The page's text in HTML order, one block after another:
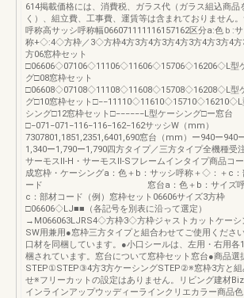
614掲載価格には、消費税、ガラス代（ガラス組込商品
く）、組立費、工事費、運賃等は含まれておりません
呼称高サッシ呼称幅066071111116157162区分a:色ｂ:
称+◇:4◇方枠／3◇方枠4方3方4方3方4方3方4方3方4方
方06窓枠セット
□06606◇07106◇11106◇11606◇15706◇16206◇L型
グ□08窓枠セット
□06608◇07108◇11108◇11608◇15708◇16208◇L型
グ□10窓枠セット□−−11110◇11610◇15710◇16210◇L
シング□12窓枠セット□−−−−−−L型ケーシング□ー窓台
□−071−071−116−116−162−162サッシW（mm）
7307801,1851,2351,6401,690窓台（mm）ー940ー940
1,340ー1,790ー1,790四方タイプ／三方タイプ全機種受
サーモスⅡ-H・サーモスⅡ-Sフレームインタイプ商品コ
成窓枠・ケーシングa：色＋b：サッシ呼称＋◇：＋c：
ード 窓台a：色＋b：サイズ呼
c：部材コード（例）窓枠セット06606サイズ3方枠
□06606◇LJ■■（各記号を別表に沿って選定）
→M066063LJRS4◇方枠3◇方枠ジャストカットケーシ
SW用兼用●窓枠三方タイプと組合わせてご使用くださ
口材を同梱しています。●小口シールは、左用・右用各
梱されています。窓台について窓枠セット窓台●商品選
STEP①STEP③4方3方ケーシングSTEP②※窓枠3方と組
せ※フリーカットの設定はありません。リビング建材
インラインアップウッディーラインクリエカラー商品